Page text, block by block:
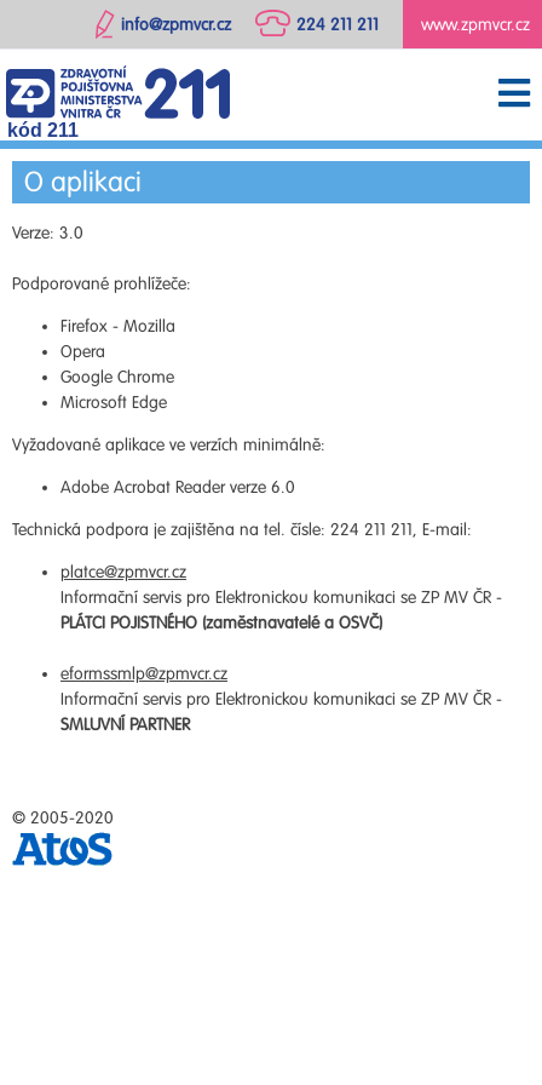
www.zpmvcr.cz
224 211 211
info@zpmvcr.cz
kód 211
O aplikaci
Verze: 3.0
Podporované prohlížeče:
Firefox - Mozilla
Opera
Google Chrome
Microsoft Edge
Vyžadované aplikace ve verzích minimálně:
Adobe Acrobat Reader verze 6.0
Technická podpora je zajištěna na tel. čísle: 224 211 211, E-mail:
platce@zpmvcr.cz
Informační servis pro Elektronickou komunikaci se ZP MV ČR -
PLÁTCI POJISTNÉHO (zaměstnavatelé a OSVČ)
eformssmlp@zpmvcr.cz
Informační servis pro Elektronickou komunikaci se ZP MV ČR -
SMLUVNÍ PARTNER
© 2005-2020